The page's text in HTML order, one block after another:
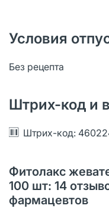
Условия
Без рецепта
Штрих-код и
Штрих-код:
Фитолакс
100 шт: 14
фармацевтов